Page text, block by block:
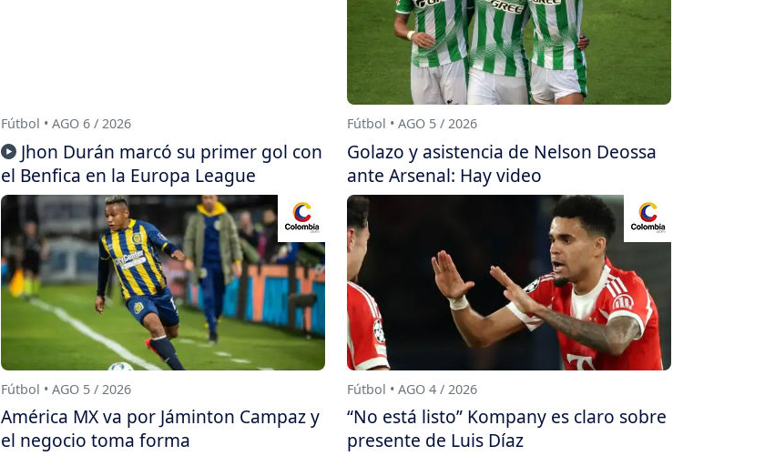
Fútbol • AGO 6 / 2026
Jhon Durán marcó su primer gol con
el Benfica en la Europa League
Fútbol • AGO 5 / 2026
Golazo y asistencia de Nelson Deossa
ante Arsenal: Hay video
Fútbol • AGO 5 / 2026
América MX va por Jáminton Campaz y
el negocio toma forma
Fútbol • AGO 4 / 2026
“No está listo” Kompany es claro sobre
presente de Luis Díaz